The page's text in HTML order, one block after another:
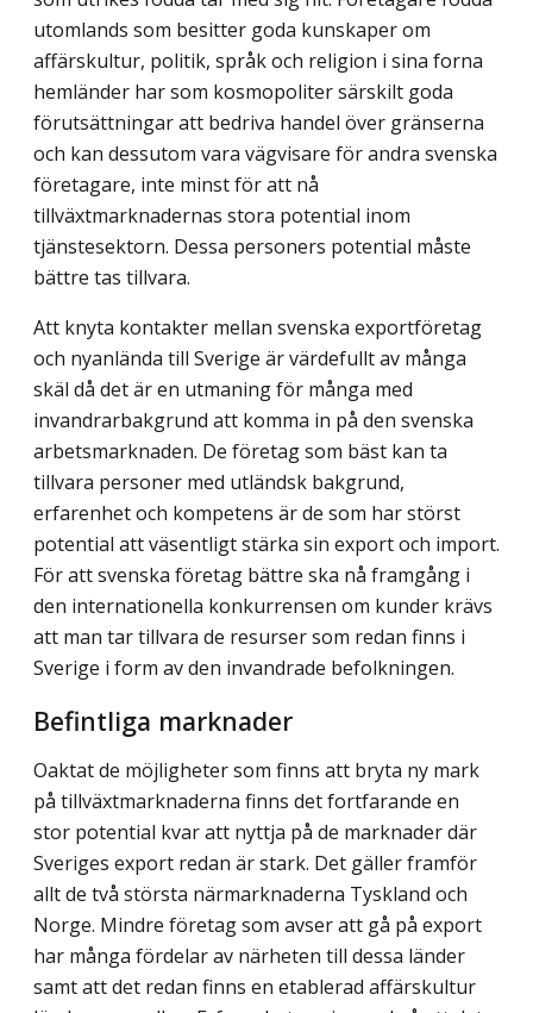
utomlands som besitter goda kunskaper om
affärskultur, politik, språk och religion i sina forna
hemländer har som kosmopoliter särskilt goda
förutsättningar att bedriva handel över gränserna
och kan dessutom vara vägvisare för andra svenska
företagare, inte minst för att nå
tillväxtmarknadernas stora potential inom
tjänstesektorn. Dessa personers potential måste
bättre tas tillvara.
Att knyta kontakter mellan svenska exportföretag
och nyanlända till Sverige är värdefullt av många
skäl då det är en utmaning för många med
invandrarbakgrund att komma in på den svenska
arbetsmarknaden. De företag som bäst kan ta
tillvara personer med utländsk bakgrund,
erfarenhet och kompetens är de som har störst
potential att väsentligt stärka sin export och import.
För att svenska företag bättre ska nå framgång i
den internationella konkurrensen om kunder krävs
att man tar tillvara de resurser som redan finns i
Sverige i form av den invandrade befolkningen.
Befintliga marknader
Oaktat de möjligheter som finns att bryta ny mark
på tillväxtmarknaderna finns det fortfarande en
stor potential kvar att nyttja på de marknader där
Sveriges export redan är stark. Det gäller framför
allt de två största närmarknaderna Tyskland och
Norge. Mindre företag som avser att gå på export
har många fördelar av närheten till dessa länder
samt att det redan finns en etablerad affärskultur